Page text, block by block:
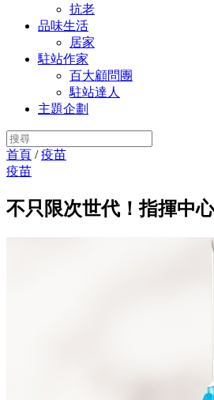
抗老
品味生活
居家
駐站作家
百大顧問團
駐站達人
主題企劃
首頁 /疫苗
疫苗
不只限次世代！指揮中